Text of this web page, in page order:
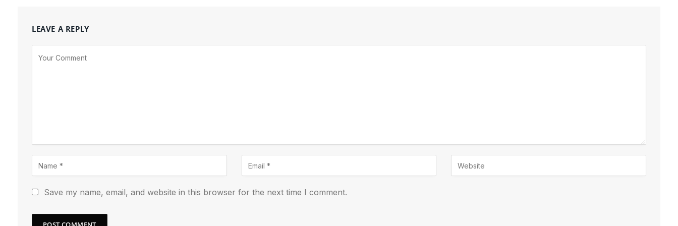
LEAVE A REPLY
Save my name, email, and website in this browser for the next time I comment.